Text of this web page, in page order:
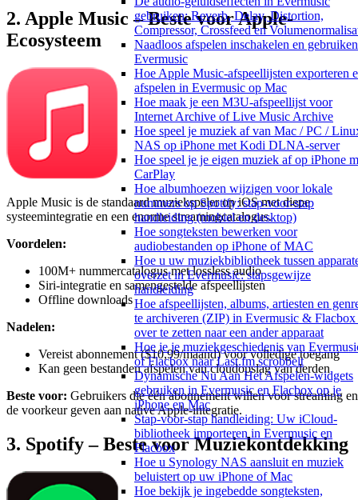
gebruiken: Reverb, Delay, Distortion,
Compressor, Crossfeed en
Naadloos afspelen inschakelen en
Evermusic
Hoe Apple Music-afspeellijsten exporteren
afspelen in Evermusic op Mac
Hoe maak je een M3U-afspeellijst voor
Internet Archive of Live Music Archive
Hoe speel je muziek af van Mac / PC /
NAS op iPhone met Kodi DLNA-server
Hoe speel je je eigen muziek af op iPhone
CarPlay
Hoe albumhoezen wijzigen voor lokale
nummers op Spotify: stap-voor-stap
handleiding (mobiel en desktop)
Hoe songteksten bewerken voor
audiobestanden op iPhone of MAC
Hoe u uw muziekbibliotheek tussen
overzet in Evermusic: stapsgewijze
handleiding
Hoe afspeellijsten, albums, artiesten en
te archiveren (ZIP) in Evermusic & Flacbox
over te zetten naar een ander apparaat
Hoe je je muziekgeschiedenis van
of Flacbox naar Last.fm scrobbelt
Dynamische Nu Aan Het Afspelen-widgets
gebruiken in Evermusic en Flacbox op je
iPhone en Mac
Stap-voor-stap handleiding: Uw iCloud-
bibliotheek importeren in Evermusic en
Flacbox
Hoe u Synology NAS aansluit en muziek
beluistert op uw iPhone of Mac
Hoe bekijk je ingebedde songteksten,
2. Apple Music – Beste voor Apple-
Ecosysteem
Apple Music is de standaard muziekspeler op iOS met diepe
systeemintegratie en een enorme streamingcatalogus.
Voordelen:
100M+ nummercatalogus met lossless audio
Siri-integratie en samengestelde afspeellijsten
Offline downloads
Nadelen:
Vereist abonnement ($10,99/maand) voor volledige toegang
Kan geen bestanden afspelen van cloudopslag van derden
Beste voor: Gebruikers die één abonnement willen voor streaming en
de voorkeur geven aan native Apple-integratie.
3. Spotify – Beste voor Muziekontdekking